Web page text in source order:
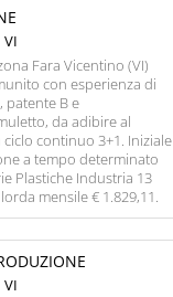
Fara Vicentino (VI)
con esperienza di
patente B e
da adibire al
continuo 3+1. Iniziale
a tempo determinato
Plastiche Industria 13
mensile € 1.829,11.